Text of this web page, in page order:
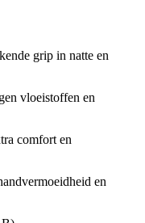
grip in natte en
vloeistoffen en
comfort en
en